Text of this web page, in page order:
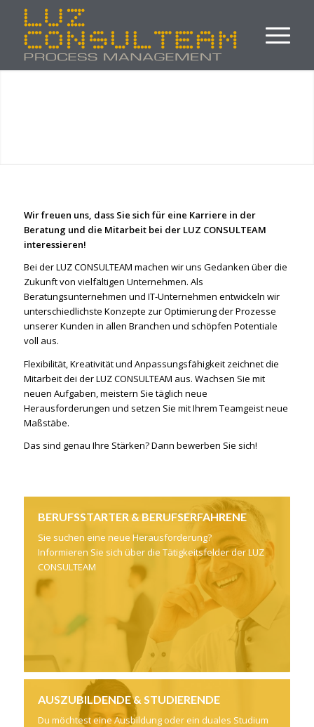
Wir freuen uns, dass Sie sich für eine Karriere in der
Beratung und die Mitarbeit bei der LUZ CONSULTEAM
interessieren!
Bei der LUZ CONSULTEAM machen wir uns Gedanken über die
Zukunft von vielfältigen Unternehmen. Als
Beratungsunternehmen und IT-Unternehmen entwickeln wir
unterschiedlichste Konzepte zur Optimierung der Prozesse
unserer Kunden in allen Branchen und schöpfen Potentiale
voll aus.
Flexibilität, Kreativität und Anpassungsfähigkeit zeichnet die
Mitarbeit dei der LUZ CONSULTEAM aus. Wachsen Sie mit
neuen Aufgaben, meistern Sie täglich neue
Herausforderungen und setzen Sie mit Ihrem Teamgeist neue
Maßstäbe.
Das sind genau Ihre Stärken? Dann bewerben Sie sich!
BERUFSSTARTER & BERUFSERFAHRENE
Sie suchen eine neue Herausforderung?
Informieren Sie sich über die Tätigkeitsfelder der LUZ
CONSULTEAM
AUSZUBILDENDE & STUDIERENDE
Du möchtest eine Ausbildung oder ein duales Studium